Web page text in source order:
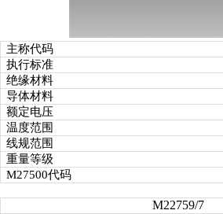
主称代码
执行标准
绝缘材料
导体材料
额定电压
温度范围
线规范围
重量等级
M27500代码
M22759/7